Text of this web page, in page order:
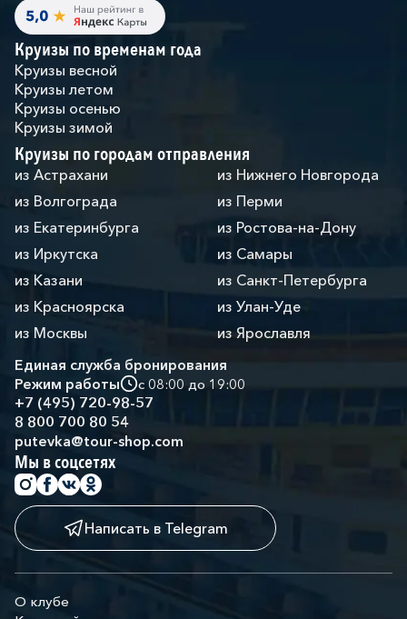
Круизы по временам года
Круизы весной
Круизы летом
Круизы осенью
Круизы зимой
Круизы по городам отправления
из Астрахани
из Волгограда
из Екатеринбурга
из Иркутска
из Казани
из Красноярска
из Москвы
из Нижнего Новгорода
из Перми
из Ростова-на-Дону
из Самары
из Санкт-Петербурга
из Улан-Уде
из Ярославля
Единая служба бронирования
Режим работы
с 08:00 до 19:00
+7 (495) 720-98-57
8 800 700 80 54
putevka@tour-shop.com
Мы в соцсетях
Написать в Telegram
О клубе